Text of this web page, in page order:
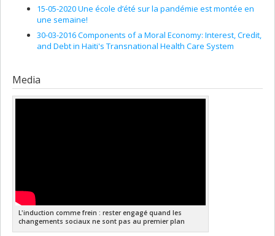
15-05-2020 Une école d’été sur la pandémie est montée en
une semaine!
30-03-2016 Components of a Moral Economy: Interest, Credit,
and Debt in Haiti's Transnational Health Care System
Media
L'induction comme frein : rester engagé quand les
changements sociaux ne sont pas au premier plan